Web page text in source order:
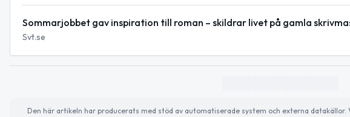
Sommarjobbet gav inspiration till roman – skildrar livet på gamla
Svt.se
Den här artikeln har producerats med stöd av automatiserade system och externa